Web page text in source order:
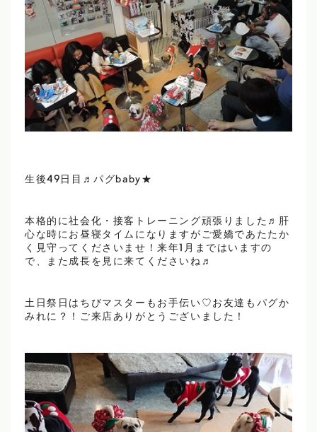
生後49日目♬パグbaby★
本格的に社会化・接客トレーニング頑張りました♬肝
心な時にお昼寝タイムになりますがご愛嬌であたたか
く見守ってくださいませ！来年1月まではいますの
で、また成長を見に来てくださいね♬
土日祭日はちびマスターもお手伝い♡お友達もパグか
みれに？！ご来店ありがとうございました！